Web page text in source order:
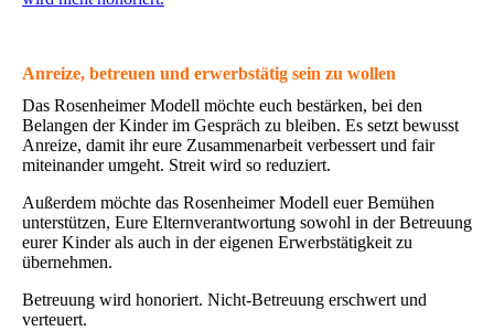
Anreize, betreuen und erwerbstätig sein zu wollen
Das Rosenheimer Modell möchte euch bestärken, bei den
Belangen der Kinder im Gespräch zu bleiben. Es setzt bewusst
Anreize, damit ihr eure Zusammenarbeit verbessert und fair
miteinander umgeht. Streit wird so reduziert.
Außerdem möchte das Rosenheimer Modell euer Bemühen
unterstützen, Eure Elternverantwortung sowohl in der Betreuung
eurer Kinder als auch in der eigenen Erwerbstätigkeit zu
übernehmen.
Betreuung wird honoriert. Nicht-Betreuung erschwert und
verteuert.